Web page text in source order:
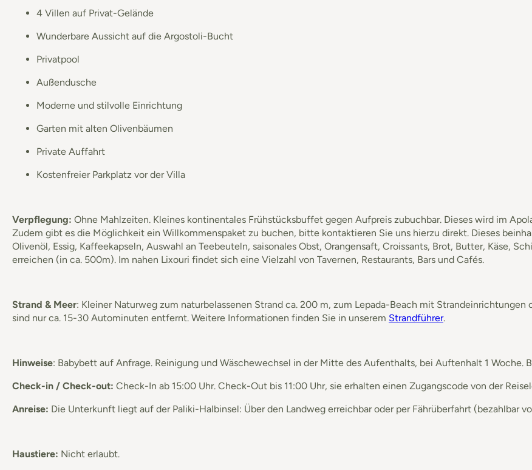
4 Villen auf Privat-Gelände
Wunderbare Aussicht auf die Argostoli-Bucht
Privatpool
Außendusche
Moderne und stilvolle Einrichtung
Garten mit alten Olivenbäumen
Private Auffahrt
Kostenfreier Parkplatz vor der Villa
Verpflegung: Ohne Mahlzeiten. Kleines kontinentales Frühstücksbuffet gegen Aufpreis zubuchbar. Dieses wird im
Zudem gibt es die Möglichkeit ein Willkommenspaket zu buchen, bitte kontaktieren Sie uns hierzu direkt. Dieses
Olivenöl, Essig, Kaffeekapseln, Auswahl an Teebeuteln, saisonales Obst, Orangensaft, Croissants, Brot, Butter, Käse,
erreichen (in ca. 500m). Im nahen Lixouri findet sich eine Vielzahl von Tavernen, Restaurants, Bars und Cafés.
Strand & Meer: Kleiner Naturweg zum naturbelassenen Strand ca. 200 m, zum Lepada-Beach mit Strandeinrichtungen
sind nur ca. 15-30 Autominuten entfernt. Weitere Informationen finden Sie in unserem Strandführer.
Hinweise: Babybett auf Anfrage. Reinigung und Wäschewechsel in der Mitte des Aufenthalts, bei Auftenhalt 1 Woche.
Check-in / Check-out: Check-In ab 15:00 Uhr. Check-Out bis 11:00 Uhr, sie erhalten einen Zugangscode von der
Anreise: Die Unterkunft liegt auf der Paliki-Halbinsel: Über den Landweg erreichbar oder per Fährüberfahrt (bezahlbar
Haustiere: Nicht erlaubt.